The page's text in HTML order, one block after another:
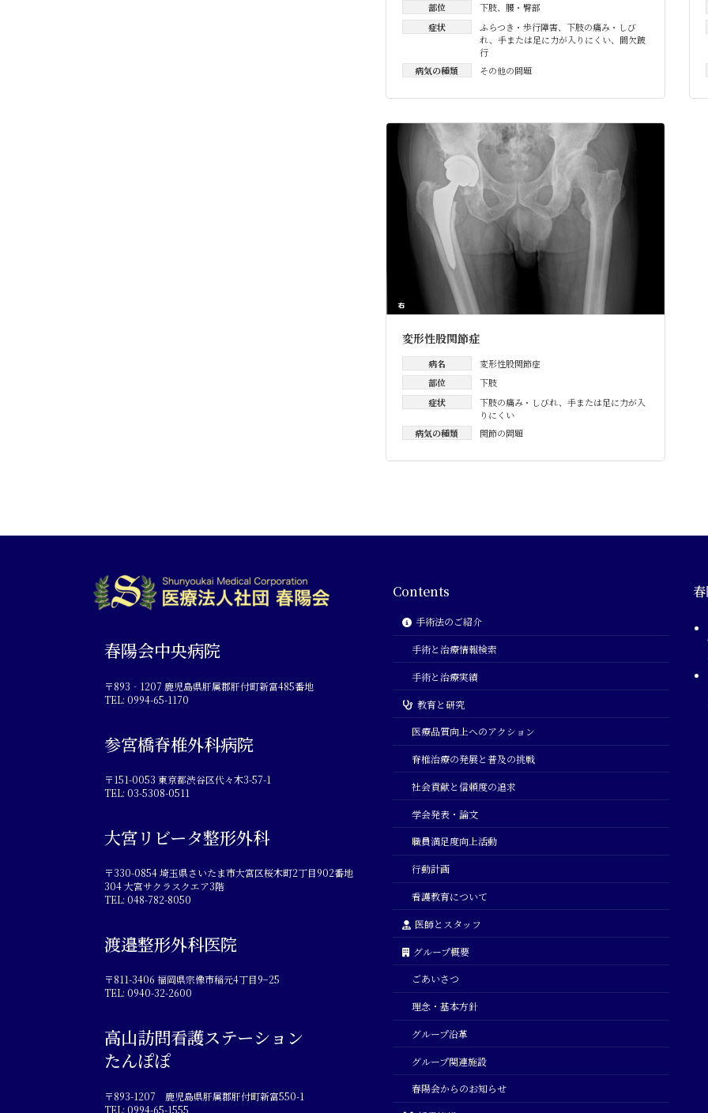
部位
下肢、 腰・臀部
症状
ふらつき・歩行障害、 下肢の痛み・しび
れ、 手または足に力が入りにくい、 間欠跛
行
病気の種類
その他の問題
変形性股関節症
病名
変形性股関節症
部位
下肢
症状
下肢の痛み・しびれ、 手または足に力が入
りにくい
病気の種類
関節の問題
春陽会中央病院
〒893‐1207 鹿児島県肝属郡肝付町新富485番地
TEL: 0994-65-1170
参宮橋脊椎外科病院
〒151-0053 東京都渋谷区代々木3-57-1
TEL: 03-5308-0511
大宮リビータ整形外科
〒330-0854 埼玉県さいたま市大宮区桜木町2丁目902番地
304 大宮サクラスクエア3階
TEL: 048-782-8050
渡邉整形外科医院
〒811-3406 福岡県宗像市稲元4丁目9−25
TEL: 0940-32-2600
高山訪問看護ステーション
たんぽぽ
〒893-1207 鹿児島県肝属郡肝付町新富550-1
TEL: 0994-65-1555
Contents
手術法のご紹介
手術と治療情報検索
手術と治療実績
教育と研究
医療品質向上へのアクション
脊椎治療の発展と普及の挑戦
社会貢献と信頼度の追求
学会発表・論文
職員満足度向上活動
行動計画
看護教育について
医師とスタッフ
グループ概要
ごあいさつ
理念・基本方針
グループ沿革
グループ関連施設
春陽会からのお知らせ